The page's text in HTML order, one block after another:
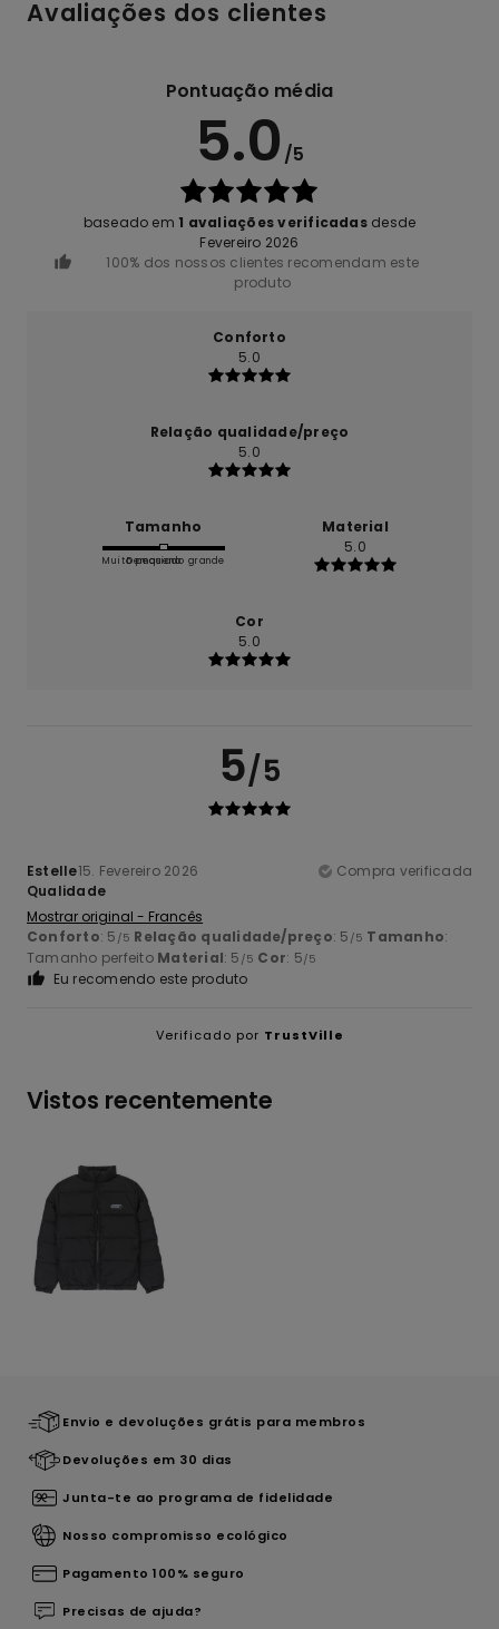
Avaliações dos clientes
Pontuação média
5.0 /5
baseado em 1 avaliações verificadasdesde
Fevereiro 2026
100% dos nossos clientes recomendam este
produto
Conforto
5.0
Relação qualidade/preço
5.0
Tamanho
Muito pequeno
Demasiado grande
Material
5.0
Cor
5.0
5/5
Estelle15. Fevereiro 2026
Compra verificada
Qualidade
Mostrar original - Francês
Conforto: 5 /5 Relação qualidade/preço: 5 /5 Tamanho:
Tamanho perfeito Material: 5 /5 Cor: 5/5
Eu recomendo este produto
Verificado por TrustVille
Vistos recentemente
Envio e devoluções grátis para membros
Devoluções em 30 dias
Junta-te ao programa de fidelidade
Nosso compromisso ecológico
Pagamento 100% seguro
Precisas de ajuda?